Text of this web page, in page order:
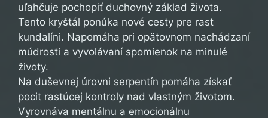
uľahčuje pochopiť duchovný základ života.
Tento kryštál ponúka nové cesty pre rast
kundalíni. Napomáha pri opätovnom nachádzaní
múdrosti a vyvolávaní spomienok na minulé
životy.
Na duševnej úrovni serpentín pomáha získať
pocit rastúcej kontroly nad vlastným životom.
Vyrovnáva mentálnu a emocionálnu